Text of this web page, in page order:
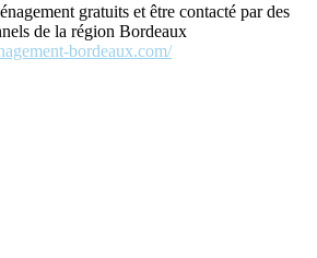
gratuits et être contacté par des
de la région Bordeaux
bordeaux.com/